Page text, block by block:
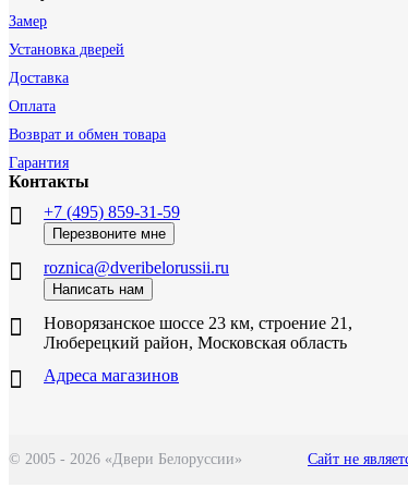
Замер
Установка дверей
Доставка
Оплата
Возврат и обмен товара
Гарантия
Контакты
+7 (495) 859-31-59
Перезвоните мне
roznica@dveribelorussii.ru
Написать нам
Новорязанское шоссе 23 км, строение 21,
Люберецкий район, Московская область
Адреса магазинов
© 2005 - 2026 «Двери Белоруссии» Сайт не